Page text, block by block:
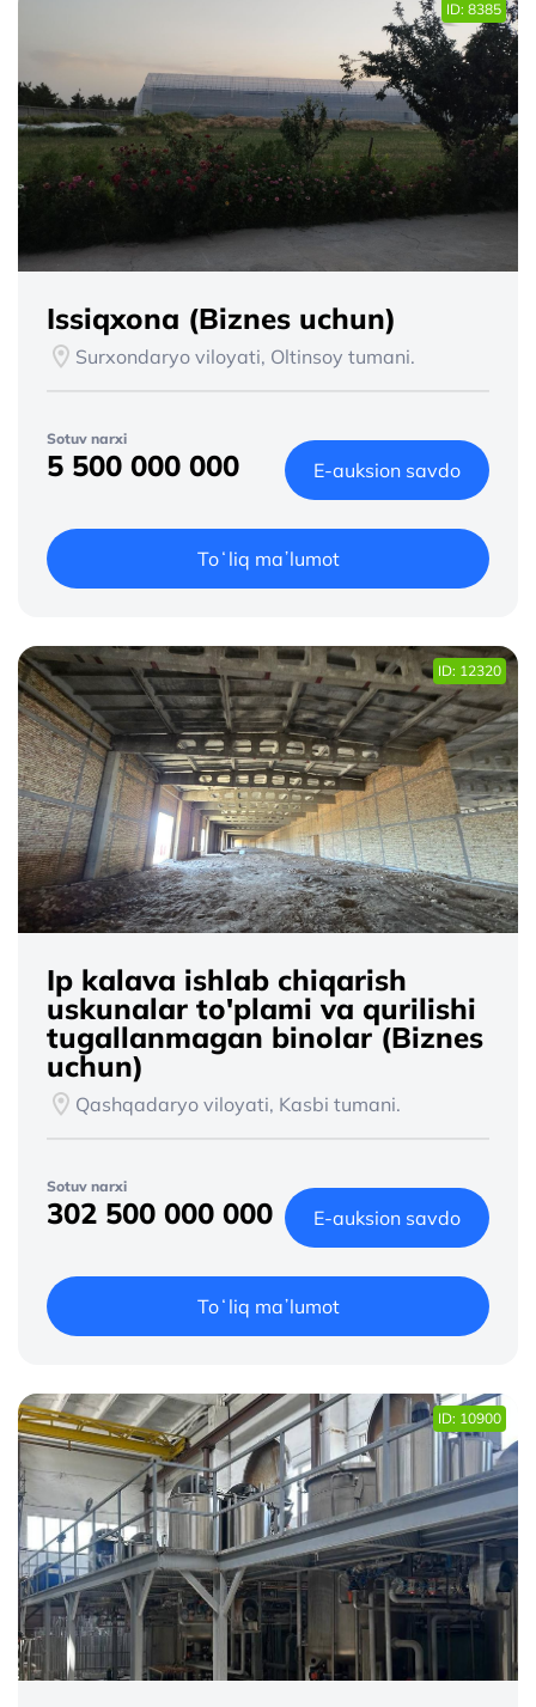
ID: 8385
Issiqxona (Biznes uchun)
Surxondaryo viloyati, Oltinsoy tumani.
Sotuv narxi
5 500 000 000 E-auksion savdo
Toʻliq maʼlumot
ID: 12320
Ip kalava ishlab chiqarish
uskunalar to'plami va qurilishi
tugallanmagan binolar (Biznes
uchun)
Qashqadaryo viloyati, Kasbi tumani.
Sotuv narxi
302 500 000 000 E-auksion savdo
Toʻliq maʼlumot
ID: 10900